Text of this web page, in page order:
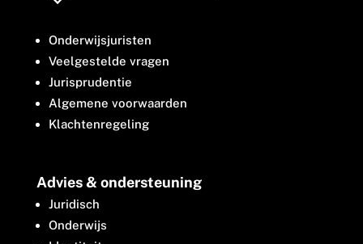
Onderwijsjuristen
Veelgestelde vragen
Jurisprudentie
Algemene voorwaarden
Klachtenregeling
Advies & ondersteuning
Juridisch
Onderwijs